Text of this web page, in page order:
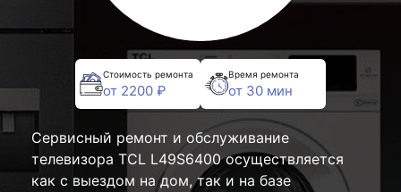
Стоимость ремонта
от 2200 ₽
Время ремонта
от 30 мин
Сервисный ремонт и обслуживание
телевизора TCL L49S6400 осуществляется
как с выездом на дом, так и на базе